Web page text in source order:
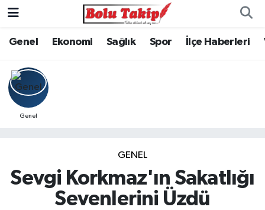
Genel Ekonomi Sağlık Spor İlçe Haberleri
Genel
GENEL
Sevgi Korkmaz'ın Sakatlığı
Sevenlerini Üzdü